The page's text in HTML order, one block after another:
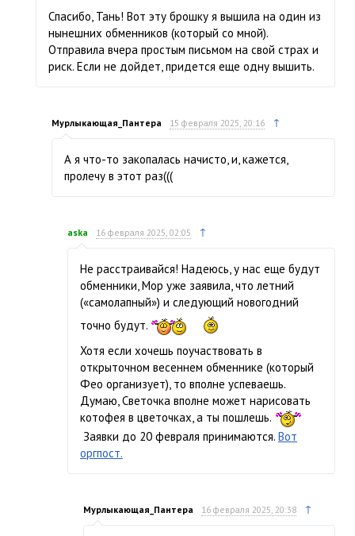
Спасибо, Тань! Вот эту брошку я вышила на один из
нынешних обменников (который со мной).
Отправила вчера простым письмом на свой страх и
риск. Если не дойдет, придется еще одну вышить.
Мурлыкающая_Пантера 15 февраля 2025, 20:16 ↑
А я что-то закопалась начисто, и, кажется,
пролечу в этот раз(((
aska 16 февраля 2025, 02:05 ↑
Не расстраивайся! Надеюсь, у нас еще будут
обменники, Мор уже заявила, что летний
(«самолапный») и следующий новогодний
точно будут.
Хотя если хочешь поучаствовать в
открыточном весеннем обменнике (который
Фео организует), то вполне успеваешь.
Думаю, Светочка вполне может нарисовать
котофея в цветочках, а ты пошлешь.
Заявки до 20 февраля принимаются. Вот
оргпост.
Мурлыкающая_Пантера 16 февраля 2025, 20:38 ↑